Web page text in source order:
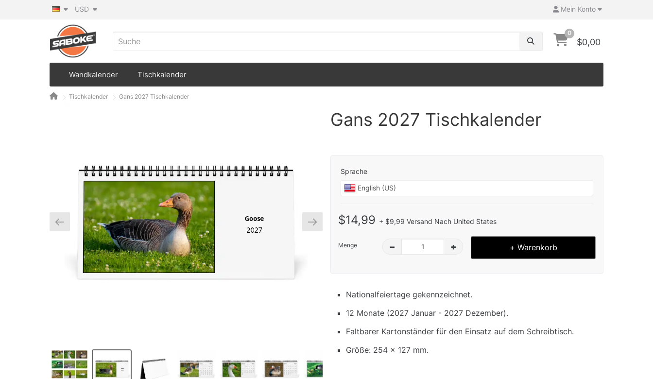
Mein Konto
USD
0
$0,00
Wandkalender Tischkalender
Tischkalender Gans 2027 Tischkalender
Gans 2027 Tischkalender
Sprache
$14,99 + $9,99 Versand Nach United States
Menge – + + Warenkorb
Nationalfeiertage gekennzeichnet.
12 Monate (2027 Januar - 2027 Dezember).
Faltbarer Kartonständer für den Einsatz auf dem Schreibtisch.
Größe: 254 x 127 mm.